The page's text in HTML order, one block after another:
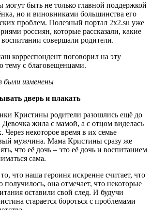
быть не только главной поддержкой
но и виновниками большинства его
проблем. Полезный портал 2х2.su уже
россиян, которые рассказали, какие
совершали родители.
корреспондент поговорил на эту
тему с благовещенцами.
были изменены
дверь и плакать
Кристины родители разошлись ещё до
Девочка жила с мамой, а с отцом виделась
Через некоторое время в их семье
мужчина. Мама Кристины сразу же
что её дочь – это её дочь и воспитанием
сама.
что наша героиня искренне считает, что
получилось, она отмечает, что некоторые
оставили свой след. И будучи
старается бороться с проблемами